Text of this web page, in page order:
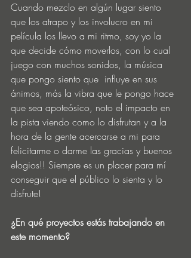
Cuando mezclo en algún lugar siento
que los atrapo y los involucro en mi
película los llevo a mi ritmo, soy yo la
que decide cómo moverlos, con lo cual
juego con muchos sonidos, la música
que pongo siento que  influye en sus
ánimos, más la vibra que le pongo hace
que sea apoteósico, noto el impacto en
la pista viendo como lo disfrutan y a la
hora de la gente acercarse a mi para
felicitarme o darme las gracias y buenos
elogios!! Siempre es un placer para mí
conseguir que el público lo sienta y lo
disfrute!
¿En qué proyectos estás trabajando en
este momento?